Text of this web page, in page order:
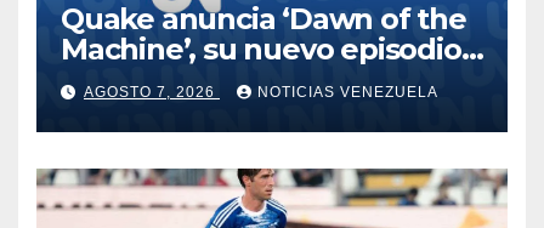
Quake anuncia ‘Dawn of the
Machine’, su nuevo episodio
del 30 aniversario
AGOSTO 7, 2026 NOTICIAS VENEZUELA